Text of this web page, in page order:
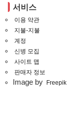
서비스
이용 약관
지불-지불
계정
신병 모집
사이트 맵
판매자 정보
Image by Freepik